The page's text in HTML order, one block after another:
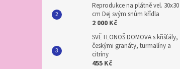
Reprodukce na plátně vel. 30x30
cm Dej svým snům křídla
2 000 Kč
SVĚTLONOŠ DOMOVA s křišťály,
českými granáty, turmalíny a
citríny
455 Kč